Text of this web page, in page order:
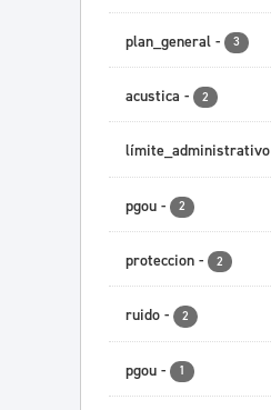
plan_general - 3
acustica - 2
límite_administrativo
pgou - 2
proteccion - 2
ruido - 2
pgou - 1